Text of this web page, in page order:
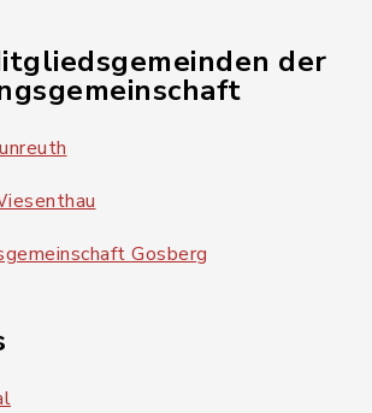
der
Gosberg